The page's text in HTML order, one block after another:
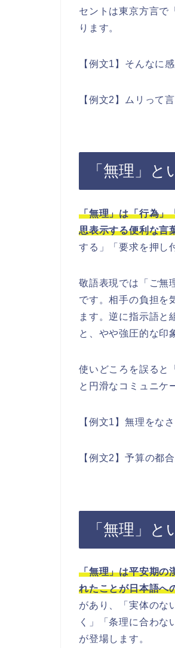
セントは東京方言
ります。
【例文1】そんなに
【例文2】ムリって
「無理」
「無理」は「行為」
思表示する便利な言
する」「要求を押し
敬語表現では「ご無
です。相手の負担を
ます。逆に指示語と
と、やや強圧的な印
使いどころを誤ると
と円滑なコミュニケ
【例文1】無理をな
【例文2】予算の都
「無理」
「無理」は平安期の
れたことが日本語へ
があり、「実体のな
く」「条理に合わな
が登場します。